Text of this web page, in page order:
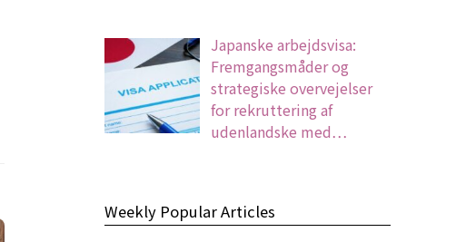
Japanske arbejdsvisa:
Fremgangsmåder og
strategiske overvejelser
for rekruttering af
udenlandske med…
Weekly Popular Articles